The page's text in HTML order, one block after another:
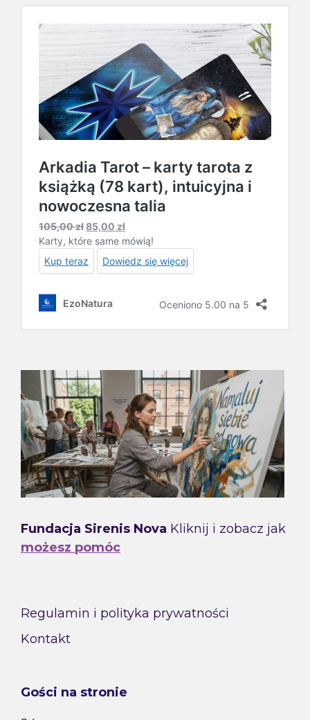
Fundacja Sirenis Nova Kliknij i zobacz jak
możesz pomóc
Regulamin i polityka prywatności
Kontakt
Gości na stronie